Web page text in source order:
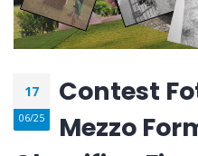
17
06/25
Contest
Mezzo